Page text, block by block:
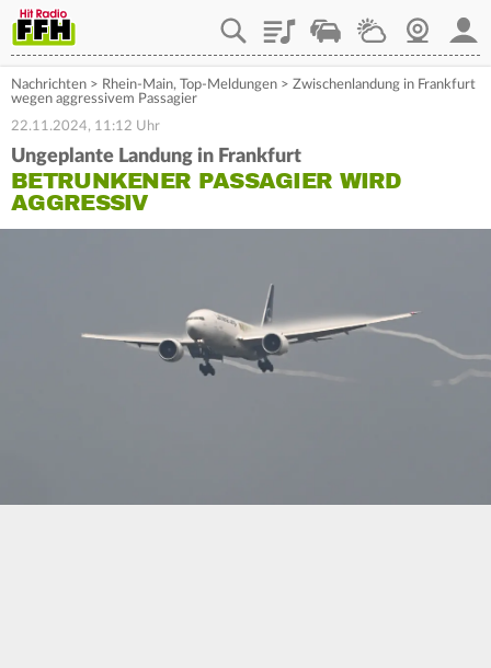
PlaylistStaupilotWetterWebcam
Nachrichten > Rhein-Main, Top-Meldungen > Zwischenlandung in Frankfurt
wegen aggressivem Passagier
22.11.2024, 11:12 Uhr
Ungeplante Landung in Frankfurt
BETRUNKENER PASSAGIER WIRD
AGGRESSIV